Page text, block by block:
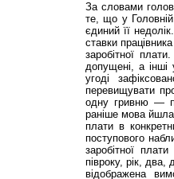
За словами
те, що у
єдиний її
ставки
заробітної
допущені, а інші
угоді
перевищувати
одну гривню —
раніше мова йшла
плати в
поступового
заробітної
півроку, рік,
відображена